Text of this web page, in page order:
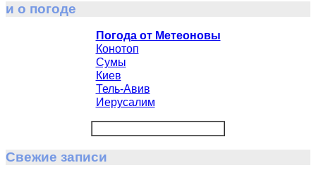
и о погоде
Погода от Метеоновы
Конотоп
Сумы
Киев
Тель-Авив
Иерусалим
Свежие записи